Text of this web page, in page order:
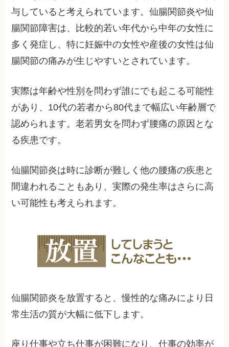
与していると考えられています。仙腸関節炎や仙
腸関節障害は、比較的若い年代から中年の女性に
多く発症し、特に妊娠中の女性や産後の女性は仙
腸関節の痛みが生じやすいとされています。
実際は年齢や性別を問わず誰にでも起こる可能性
があり、10代の若者から80代まで幅広い年齢層で
認められます。老若男女を問わず腰痛の原因とな
る疾患です。
仙腸関節炎は時に診断が難しく他の腰痛の疾患と
間違われることもあり、実際の発生率はさらに高
い可能性も考えられます。
仙腸関節炎を放置すると、慢性的な痛みにより日
常生活の質が大幅に低下します。
座り仕事や立ち仕事が困難になり、仕事の効率が